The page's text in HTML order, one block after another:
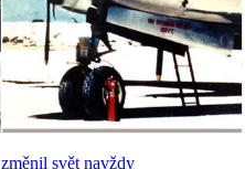
svět navždy